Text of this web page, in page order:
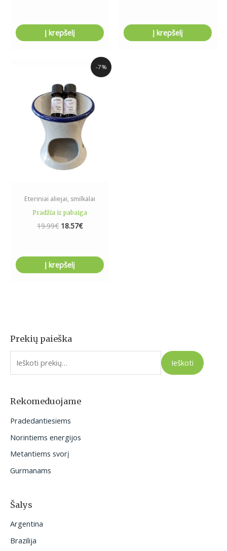
Prekių paieška
I
e
o
:
Ieškoti
Rekomeduojame
Pradedantiesiems
Norintiems energijos
Metantiems svorį
Gurmanams
Šalys
Argentina
Brazilija
Į krepšelį Į krepšelį
-7%
Eteriniai aliejai, smilkalai
Pradžia ir pabaiga
19.99€
19.99€.
18.57€
Current
price
Į krepšelį